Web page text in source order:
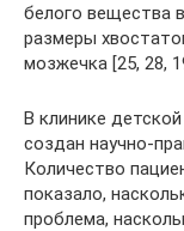
белого вещества
размеры
мозжечка [25, 28,
В клинике
создан научно-
Количество
показало,
проблема,